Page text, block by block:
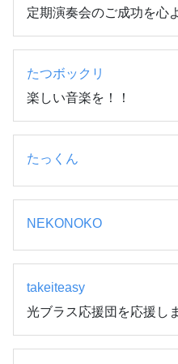
定期演奏会のご成功を心
たつボックリ
楽しい音楽を！！
たっくん
NEKONOKO
takeiteasy
光ブラス応援団を応援し